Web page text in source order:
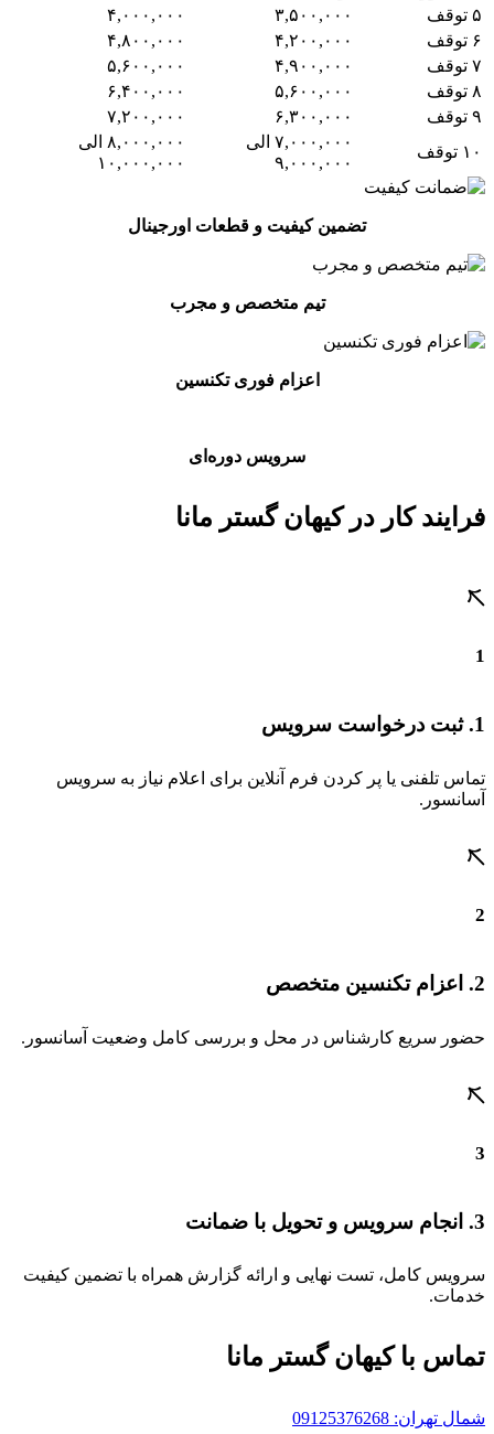
۵ توقف
۳,۵۰۰,۰۰۰
۴,۰۰۰,۰۰۰
۶ توقف
۴,۲۰۰,۰۰۰
۴,۸۰۰,۰۰۰
۷ توقف
۴,۹۰۰,۰۰۰
۵,۶۰۰,۰۰۰
۸ توقف
۵,۶۰۰,۰۰۰
۶,۴۰۰,۰۰۰
۹ توقف
۶,۳۰۰,۰۰۰
۷,۲۰۰,۰۰۰
۱۰ توقف
۷,۰۰۰,۰۰۰ الی
۹,۰۰۰,۰۰۰
۸,۰۰۰,۰۰۰ الی
۱۰,۰۰۰,۰۰۰
تضمین کیفیت و قطعات اورجینال
تیم متخصص و مجرب
اعزام فوری تکنسین
سرویس دوره‌ای
فرایند کار در کیهان گستر مانا
1
1. ثبت درخواست سرویس
تماس تلفنی یا پر کردن فرم آنلاین برای اعلام نیاز به سرویس
آسانسور.
2
2. اعزام تکنسین متخصص
حضور سریع کارشناس در محل و بررسی کامل وضعیت آسانسور.
3
3. انجام سرویس و تحویل با ضمانت
سرویس کامل، تست نهایی و ارائه گزارش همراه با تضمین کیفیت
خدمات.
تماس با کیهان گستر مانا
شمال تهران: 09125376268